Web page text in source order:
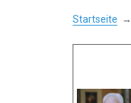
Startseite